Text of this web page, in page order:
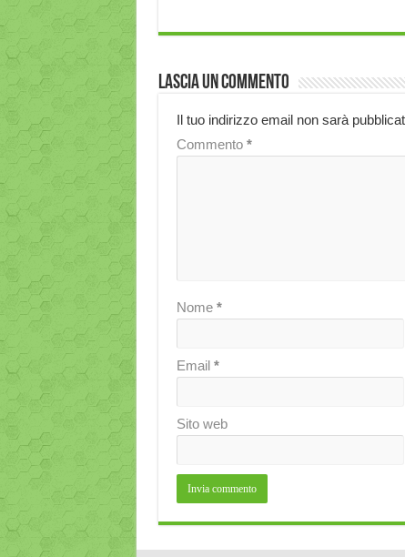
Lascia un commento
Il tuo indirizzo email non sarà
Commento *
Nome *
Email *
Sito web